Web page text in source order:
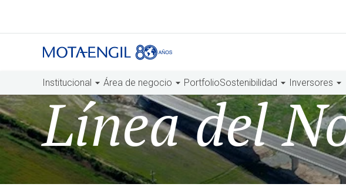
Institucional Área de negocio PortfolioSostenibilidad Inversores
Línea del